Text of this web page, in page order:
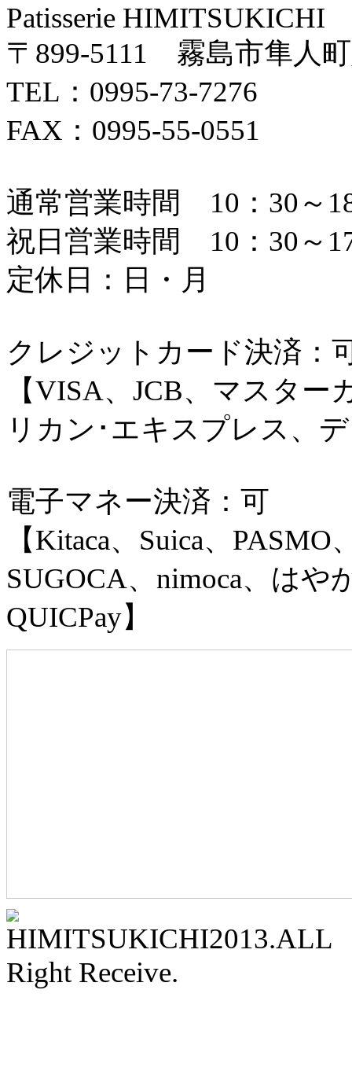
Patisserie HIMITSUKICHI
〒899-5111 霧島市隼人
TEL：0995-73-7276
FAX：0995-55-0551
通常営業時間 10：30～
祝日営業時間 10：30～
定休日：日・月
クレジットカード決済：
【VISA、JCB、マスタ
リカン･エキスプレス、
電子マネー決済：可
【Kitaca、Suica、
SUGOCA、nimoca、はや
QUICPay】